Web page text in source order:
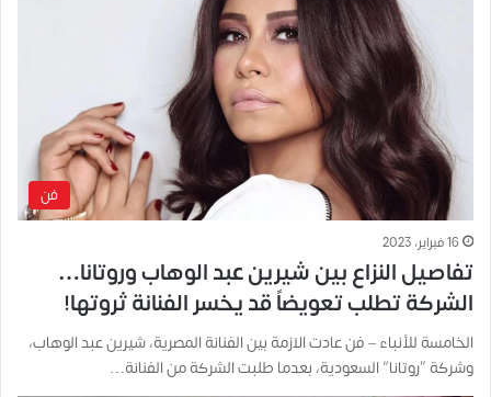
فن
16 فبراير، 2023
تفاصيل النزاع بين شيرين عبد الوهاب وروتانا…
الشركة تطلب تعويضاً قد يخسر الفنانة ثروتها!
الخامسة للأنباء – فن عادت الازمة بين الفنانة المصرية، شيرين عبد الوهاب،
وشركة “روتانا” السعودية، بعدما طلبت الشركة من الفنانة…